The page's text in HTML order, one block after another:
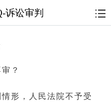
诉讼审判
？
形，人民法院不予受